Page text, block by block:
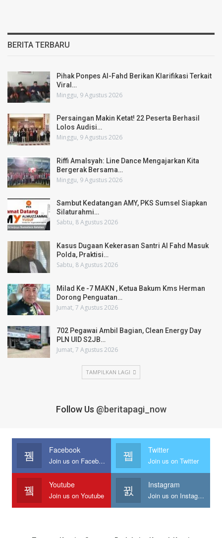
BERITA TERBARU
Pihak Ponpes Al-Fahd Berikan Klarifikasi Terkait
Viral…
Minggu, 9 Agustus 2026
Persaingan Makin Ketat! 22 Peserta Berhasil
Lolos Audisi…
Minggu, 9 Agustus 2026
Riffi Amalsyah: Line Dance Mengajarkan Kita
Bergerak Bersama…
Minggu, 9 Agustus 2026
Sambut Kedatangan AMY, PKS Sumsel Siapkan
Silaturahmi…
Sabtu, 8 Agustus 2026
Kasus Dugaan Kekerasan Santri Al Fahd Masuk
Polda, Praktisi…
Sabtu, 8 Agustus 2026
Milad Ke -7 MAKN , Ketua Bakum Kms Herman
Dorong Penguatan…
Jumat, 7 Agustus 2026
702 Pegawai Ambil Bagian, Clean Energy Day
PLN UID S2JB…
Jumat, 7 Agustus 2026
TAMPILKAN LAGI
Follow Us @beritapagi_now
Facebook
Join us on Facebook
Twitter
Join us on Twitter
Youtube
Join us on Youtube
Instagram
Join us on Instagram